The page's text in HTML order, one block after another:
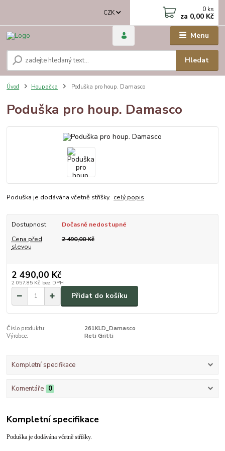
Menu
CZK
Hledat
0 ks
za 0,00 Kč
Úvod Houpačka Poduška pro houp. Damasco
Poduška pro houp. Damasco
Poduška je dodávána včetně stříšky. celý popis
Dostupnost
Dočasně nedostupné
Cena před
slevou
2 490,00 Kč
2 490,00 Kč
2 057,85 Kč bez DPH
Přidat do košíku
Číslo produktu:
261KLD_Damasco
Výrobce:
Reti Gritti
Kompletní specifikace
Komentáře 0
Kompletní specifikace
Poduška je dodávána včetně stříšky.